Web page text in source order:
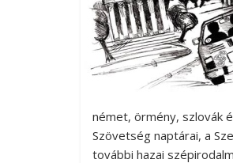
német, örmény, szlovák
Szövetség naptárai, a
további hazai